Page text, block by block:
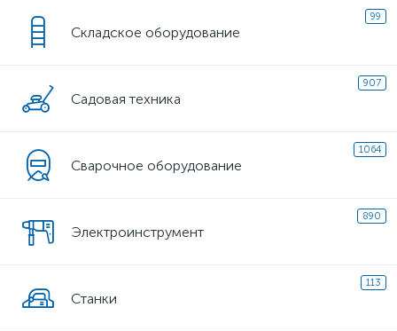
99
Складское оборудование
907
Садовая техника
1064
Сварочное оборудование
890
Электроинструмент
113
Станки